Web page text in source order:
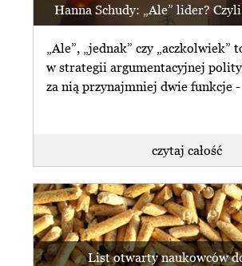
Hanna Schudy: „Ale” lider?
„Ale”, „jednak” czy „aczkolwiek”
w strategii argumentacyjnej
za nią przynajmniej dwie funkcje
czytaj całość
List otwarty naukowców